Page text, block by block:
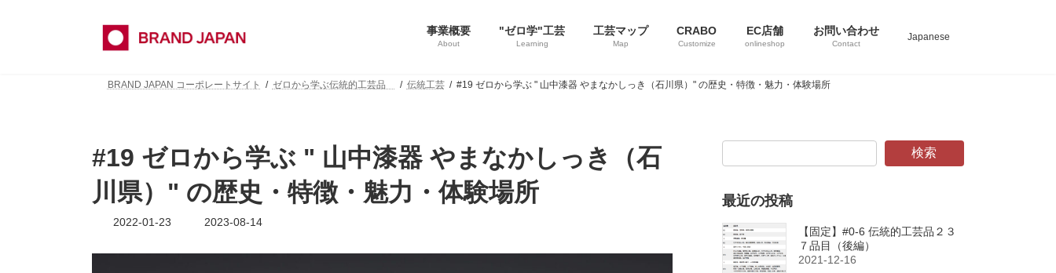
事業概要
About
"ゼロ学"工芸
Learning
工芸マップ
Map
CRABO
Customize
EC店舗
onlineshop
お問い合わせ
Contact
Japanese
BRAND JAPAN コーポレートサイト ゼロから学ぶ伝統的工芸品 伝統工芸 #19 ゼロから学ぶ " 山中漆器 やまなかしっき（石川県）" の歴史・特徴・魅力・体験場所
#19 ゼロから学ぶ " 山中漆器 やまなかしっき（石
川県）" の歴史・特徴・魅力・体験場所
2022-01-23
最
2023-08-14
検索
最近の投稿
【固定】#0-6 伝統的工芸品２３
７品目（後編）
2021-12-16